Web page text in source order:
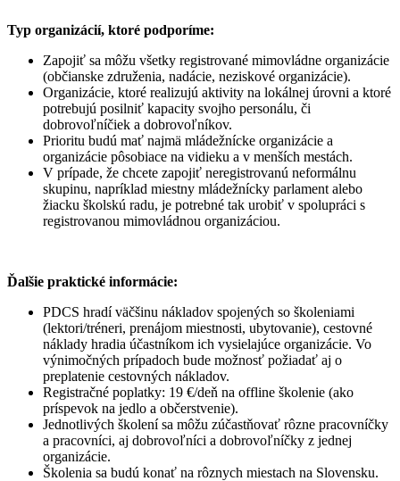
Typ organizácií, ktoré podporíme:
Zapojiť sa môžu všetky registrované mimovládne organizácie
(občianske združenia, nadácie, neziskové organizácie).
Organizácie, ktoré realizujú aktivity na lokálnej úrovni a ktoré
potrebujú posilniť kapacity svojho personálu, či
dobrovoľníčiek a dobrovoľníkov.
Prioritu budú mať najmä mládežnícke organizácie a
organizácie pôsobiace na vidieku a v menších mestách.
V prípade, že chcete zapojiť neregistrovanú neformálnu
skupinu, napríklad miestny mládežnícky parlament alebo
žiacku školskú radu, je potrebné tak urobiť v spolupráci s
registrovanou mimovládnou organizáciou.
Ďalšie praktické informácie:
PDCS hradí väčšinu nákladov spojených so školeniami
(lektori/tréneri, prenájom miestnosti, ubytovanie), cestovné
náklady hradia účastníkom ich vysielajúce organizácie. Vo
výnimočných prípadoch bude možnosť požiadať aj o
preplatenie cestovných nákladov.
Registračné poplatky: 19 €/deň na offline školenie (ako
príspevok na jedlo a občerstvenie).
Jednotlivých školení sa môžu zúčastňovať rôzne pracovníčky
a pracovníci, aj dobrovoľníci a dobrovoľníčky z jednej
organizácie.
Školenia sa budú konať na rôznych miestach na Slovensku.